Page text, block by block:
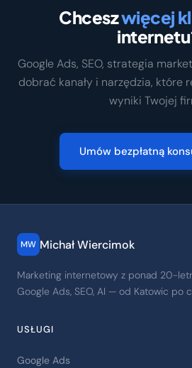
Chceszwięcej
Google Ads, SEO, strategia
dobrać kanały i narzędzia, które
wyniki Twojej
Umów bezpłatną
MW Michał Wiercimok
Marketing internetowy z ponad 20-
Google Ads, SEO, AI — od Katowic po
USŁUGI
Google Ads